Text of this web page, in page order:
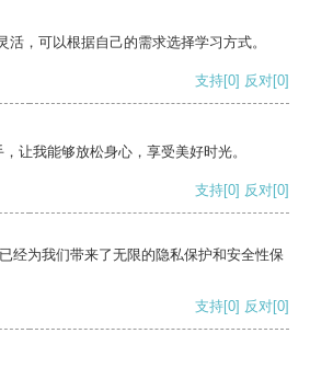
活，可以根据自己的需求选择学习方式。
支持[0] 反对[0]
让我能够放松身心，享受美好时光。
支持[0] 反对[0]
经为我们带来了无限的隐私保护和安全性保
支持[0] 反对[0]